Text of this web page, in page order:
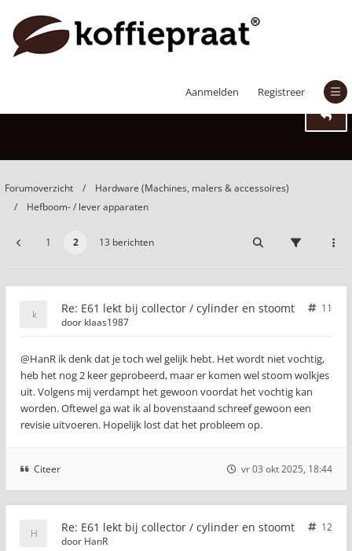
Aanmelden Registreer
E61 lekt bij collector / cylinder en stoomt
Forumoverzicht
Hardware (Machines, malers & accessoires)
Hefboom- / lever apparaten
1 2 13 berichten
Re: E61 lekt bij collector / cylinder en stoomt
11
door klaas1987
@HanR ik denk dat je toch wel gelijk hebt. Het wordt niet vochtig,
heb het nog 2 keer geprobeerd, maar er komen wel stoom wolkjes
uit. Volgens mij verdampt het gewoon voordat het vochtig kan
worden. Oftewel ga wat ik al bovenstaand schreef gewoon een
revisie uitvoeren. Hopelijk lost dat het probleem op.
Citeer vr 03 okt 2025, 18:44
Re: E61 lekt bij collector / cylinder en stoomt
12
door HanR